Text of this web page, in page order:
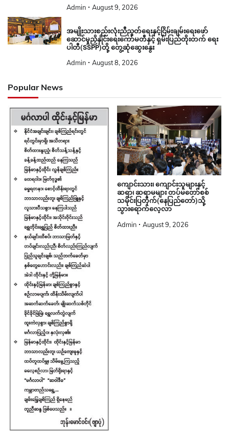
Admin August 9, 2026
အမျိုးသားစည်းလုံးညီညွတ်ရေးနှင့်ငြိမ်းချမ်းရေးဖော်
ဆောင်မှုညှိနှိုင်းရေးကော်မတီနှင့် ရှမ်းပြည်တိုးတက် ရေး
ပါတီ(SSPP)တို့ တွေ့ဆုံဆွေးနွေး
Admin August 8, 2026
Popular News
ကျောင်းသား၊ ကျောင်းသူများနှင့်
ဆရာ၊ ဆရာမများ တပ်မတော်စစ်
သမိုင်းပြတိုက်(နေပြည်တော်)သို့
သွားရောက်လေ့လာ
Admin August 9, 2026